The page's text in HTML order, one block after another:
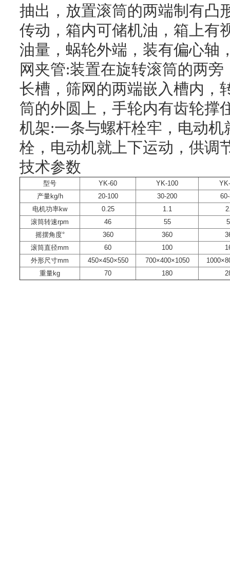
抽出，放置滚筒的两端制有凸
传动，箱内可储机油，箱上有
油量，蜗轮外端，装有偏心轴
网夹管:装置在旋转滚筒的两
长槽，筛网的两端嵌入槽内，
筒的外圆上，手轮内有齿轮撑
机架:一条与螺杆栓牢，电动
栓，电动机就上下运动，供调
技术参数
型号 YK-60 YK-100
产量kg/h
20-100 30-200
电机功率kw
0.25 1.1
滚筒转速rpm
46 55
摇摆角度°
360 360
滚筒直径mm
60 100
外形尺寸mm
450×450×550 700×400×1050
重量kg
70 180